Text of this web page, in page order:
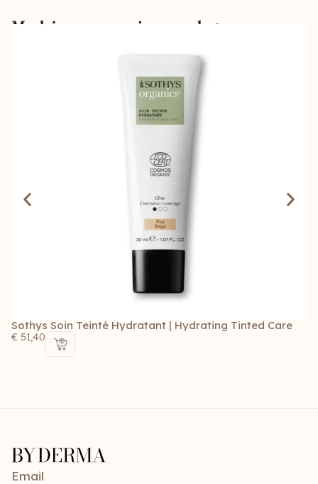
Maak jouw verzorging compleet
Sothys Soin Teinté Hydratant | Hydrating Tinted Care
€ 51,40
Email